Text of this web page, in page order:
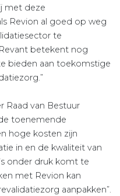
met deze
Revion al goed op weg
te
betekent nog
bieden aan toekomstige
Raad van Bestuur
toenemende
hoge kosten zijn
in en de kwaliteit van
onder druk komt te
met Revion kan
aanpakken”.